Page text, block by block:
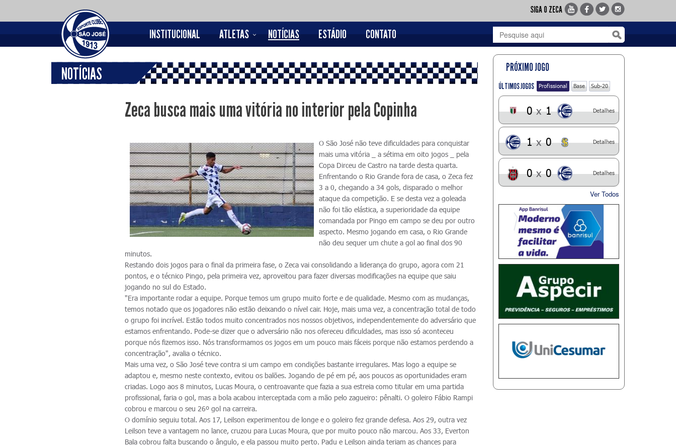
SIGA O ZECA
INSTITUCIONAL ATLETAS NOTÍCIAS ESTÁDIO CONTATO
NOTÍCIAS
Zeca busca mais uma vitória no interior pela Copinha
O São José não teve dificuldades para conquistar
mais uma vitória _ a sétima em oito jogos _ pela
Copa Dirceu de Castro na tarde desta quarta.
Enfrentando o Rio Grande fora de casa, o Zeca fez
3 a 0, chegando a 34 gols, disparado o melhor
ataque da competição. E se desta vez a goleada
não foi tão elástica, a superioridade da equipe
comandada por Pingo em campo se deu por outro
aspecto. Mesmo jogando em casa, o Rio Grande
não deu sequer um chute a gol ao final dos 90
minutos.
Restando dois jogos para o final da primeira fase, o Zeca vai consolidando a liderança do grupo, agora com 21
pontos, e o técnico Pingo, pela primeira vez, aproveitou para fazer diversas modificações na equipe que saiu
jogando no sul do Estado.
"Era importante rodar a equipe. Porque temos um grupo muito forte e de qualidade. Mesmo com as mudanças,
temos notado que os jogadores não estão deixando o nível cair. Hoje, mais uma vez, a concentração total de todo
o grupo foi incrível. Estão todos muito concentrados nos nossos objetivos, independentemente do adversário que
estamos enfrentando. Pode-se dizer que o adversário não nos ofereceu dificuldades, mas isso só aconteceu
porque nós fizemos isso. Nós transformamos os jogos em um pouco mais fáceis porque não estamos perdendo a
concentração", avalia o técnico.
Mais uma vez, o São José teve contra si um campo em condições bastante irregulares. Mas logo a equipe se
adaptou e, mesmo neste contexto, evitou os balões. Jogando de pé em pé, aos poucos as oportunidades eram
criadas. Logo aos 8 minutos, Lucas Moura, o centroavante que fazia a sua estreia como titular em uma partida
profissional, faria o gol, mas a bola acabou interceptada com a mão pelo zagueiro: pênalti. O goleiro Fábio Rampi
cobrou e marcou o seu 26º gol na carreira.
O domínio seguiu total. Aos 17, Leilson experimentou de longe e o goleiro fez grande defesa. Aos 29, outra vez
Leilson teve a vantagem no lance, cruzou para Lucas Moura, que por muito pouco não marcou. Aos 33, Everton
Bala cobrou falta buscando o ângulo, e ela passou muito perto. Padu e Leilson ainda teriam as chances para
PRÓXIMO JOGO
ÚLTIMOS JOGOS Profissional Base Sub-20
0 x 1 Detalhes
1 x 0 Detalhes
0 x 0 Detalhes
Ver Todos